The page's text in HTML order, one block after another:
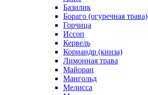
Базилик
Бораго (огуречная трава)
Горчица
Иссоп
Кервель
Кориандр (кинза)
Лимонная трава
Майоран
Мангольд
Мелисса